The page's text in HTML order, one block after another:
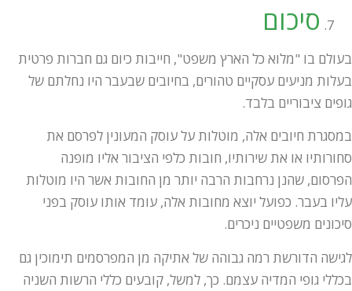
סיכום
בעולם בו "מלוא כל הארץ משפט", חייבות כיום גם חברות פרטית
בעלות מניעים עסקיים טהורים, בחיובים שבעבר היו נחלתם של
גופים ציבוריים בלבד.
במסגרת חיובים אלה, מוטלות על עוסק המעונין לפרסם את
סחורותיו או את שירותיו, חובות כלפי הציבור אליו מופנה
הפרסום, שהנן נרחבות הרבה יותר מן החובות אשר היו מוטלות
עליו בעבר. כפועל יוצא מחובות אלה, עומד אותו עוסק בפני
סיכונים משפטיים ניכרים.
לגישה הדורשת רמה גבוהה של אתיקה מן המפרסמים תימוכין גם
בכללי גופי המדיה עצמם. כך, למשל, קובעים כללי הרשות השניה